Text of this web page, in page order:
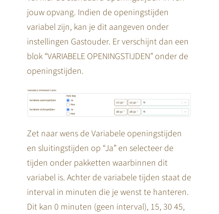
jouw opvang. Indien de openingstijden
variabel zijn, kan je dit aangeven onder
instellingen Gastouder. Er verschijnt dan een
blok “VARIABELE OPENINGSTIJDEN” onder de
openingstijden.
Zet naar wens de Variabele openingstijden
en sluitingstijden op “Ja” en selecteer de
tijden onder pakketten waarbinnen dit
variabel is. Achter de variabele tijden staat de
interval in minuten die je wenst te hanteren.
Dit kan 0 minuten (geen interval), 15, 30 45,